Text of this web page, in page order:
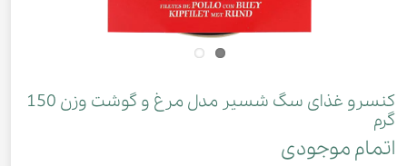
کنسرو غذای سگ شسیر مدل مرغ و گوشت وزن 150
گرم
اتمام موجودی